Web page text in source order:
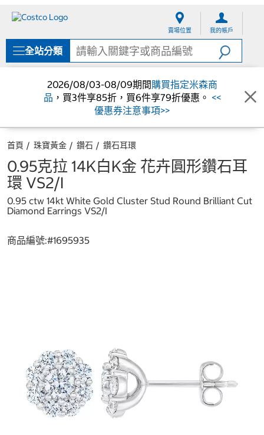
單
賣場位置 我的帳戶
全站分類
2026/08/03-08/09期間購買指定米森商
品 ，買3件享85折，買6件享79折優惠。 <<
優惠券注意事項>>
首頁 珠寶黃金 鑽石 鑽石耳環
0.95克拉 14K白K金 花卉圓形鑽石耳
環 VS2/I
0.95 ctw 14kt White Gold Cluster Stud Round Brilliant Cut
Diamond Earrings VS2/I
商品編號:#1695935